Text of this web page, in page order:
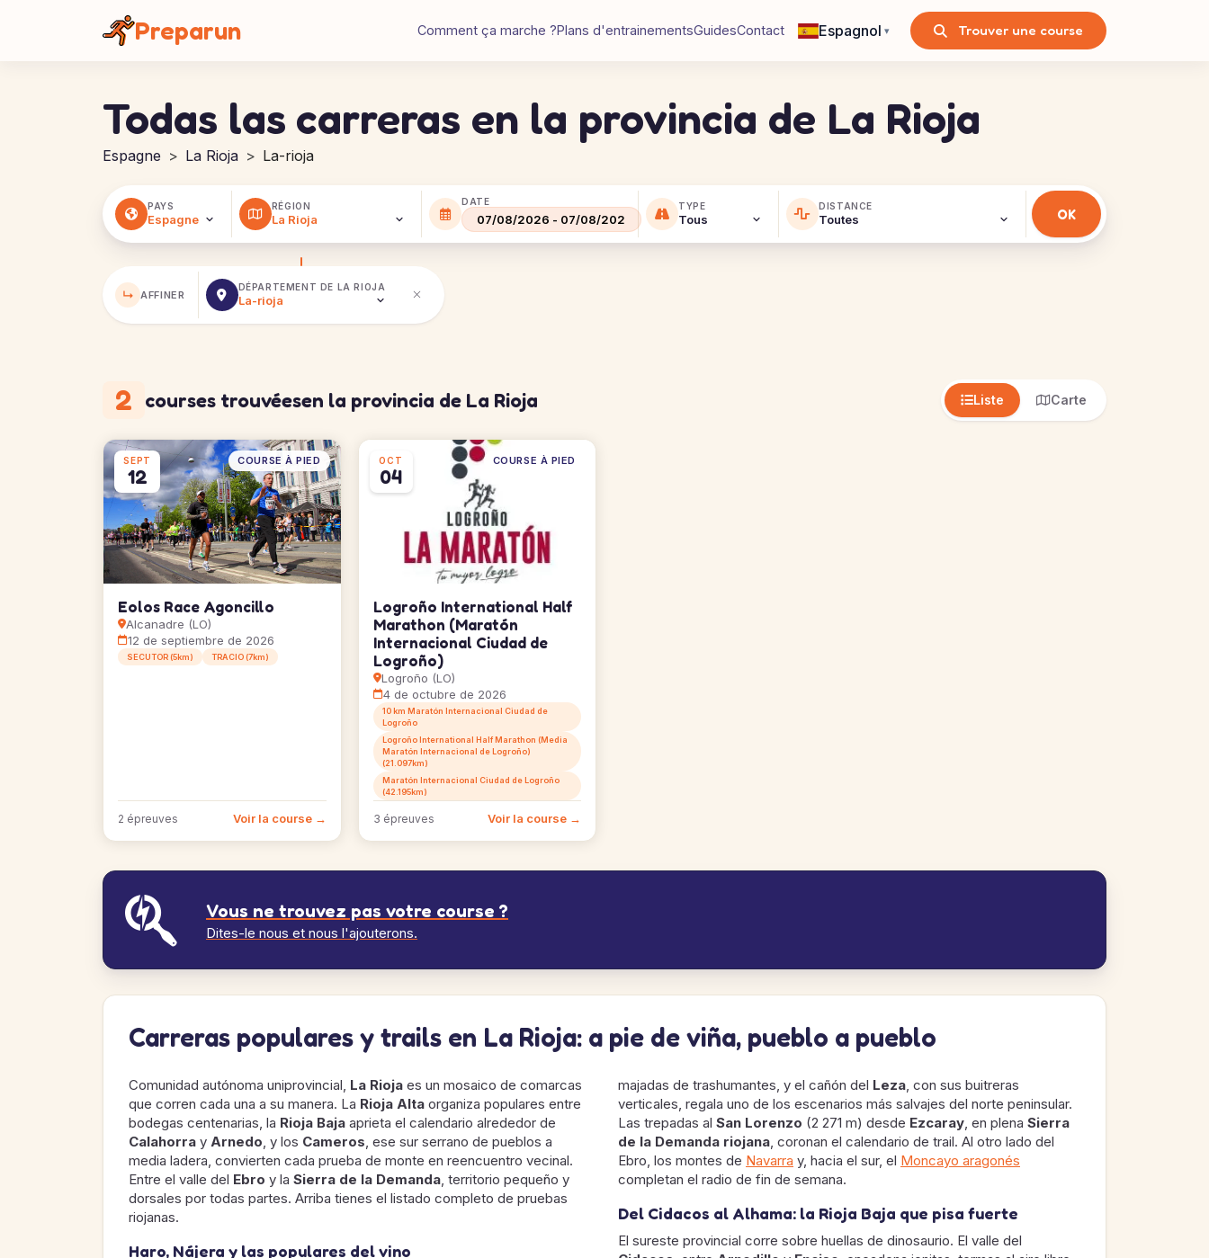
Preparun Comment ça marche ?Plans d'entrainementsGuidesContact Espagnol ▾ Trouver une course
Todas las carreras en la provincia de La Rioja
Espagne La Rioja La-rioja
PAYS RÉGION DATE TYPE DISTANCE
↳ AFFINER
DÉPARTEMENT DE LA RIOJA
2 courses trouvéesen la provincia de La Rioja Liste Carte
SEPT
12
COURSE À PIED
Eolos Race Agoncillo
Alcanadre (LO)
12 de septiembre de 2026
SECUTOR (5km) TRACIO (7km)
2 épreuves Voir la course →
OCT
04
COURSE À PIED
Logroño International Half
Marathon (Maratón
Internacional Ciudad de
Logroño)
Logroño (LO)
4 de octubre de 2026
10 km Maratón Internacional Ciudad de
Logroño
Logroño International Half Marathon (Media
Maratón Internacional de Logroño)
(21.097km)
Maratón Internacional Ciudad de Logroño
(42.195km)
3 épreuves Voir la course →
Vous ne trouvez pas votre course ?
Dites-le nous et nous l'ajouterons.
Carreras populares y trails en La Rioja: a pie de viña, pueblo a pueblo
Comunidad autónoma uniprovincial, La Rioja es un mosaico de comarcas
que corren cada una a su manera. La Rioja Alta organiza populares entre
bodegas centenarias, la Rioja Baja aprieta el calendario alrededor de
Calahorra y Arnedo, y los Cameros, ese sur serrano de pueblos a
media ladera, convierten cada prueba de monte en reencuentro vecinal.
Entre el valle del Ebro y la Sierra de la Demanda, territorio pequeño y
dorsales por todas partes. Arriba tienes el listado completo de pruebas
riojanas.
Haro, Nájera y las populares del vino
majadas de trashumantes, y el cañón del Leza, con sus buitreras
verticales, regala uno de los escenarios más salvajes del norte peninsular.
Las trepadas al San Lorenzo (2 271 m) desde Ezcaray, en plena Sierra
de la Demanda riojana, coronan el calendario de trail. Al otro lado del
Ebro, los montes de Navarra y, hacia el sur, el Moncayo aragonés
completan el radio de fin de semana.
Del Cidacos al Alhama: la Rioja Baja que pisa fuerte
El sureste provincial corre sobre huellas de dinosaurio. El valle del